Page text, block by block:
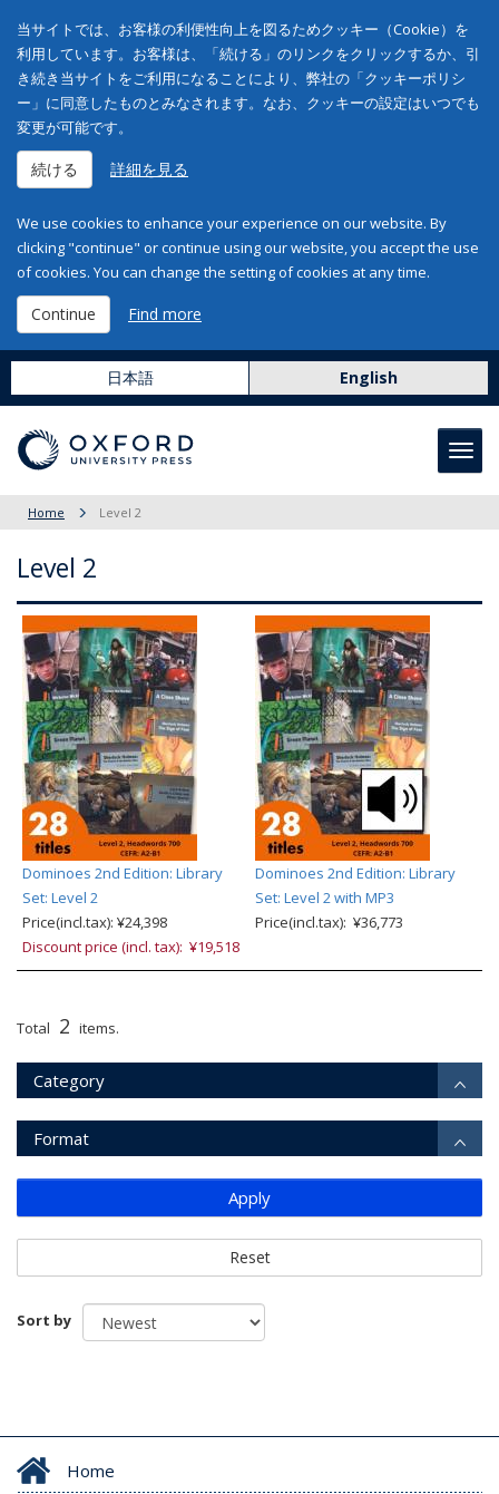
当サイトでは、お客様の利便性向上を図るためクッキー（Cookie）を
利用しています。お客様は、「続ける」のリンクをクリックするか、引
き続き当サイトをご利用になることにより、弊社の「クッキーポリシ
ー」に同意したものとみなされます。なお、クッキーの設定はいつでも
変更が可能です。
続ける 詳細を見る
We use cookies to enhance your experience on our website. By
clicking "continue" or continue using our website, you accept the use
of cookies. You can change the setting of cookies at any time.
Continue Find more
日本語 English
Home Level 2
Level 2
Dominoes 2nd Edition: Library
Set: Level 2
Price(incl.tax): ¥24,398
Discount price (incl. tax): ¥19,518
Dominoes 2nd Edition: Library
Set: Level 2 with MP3
Price(incl.tax): ¥36,773
Total 2 items.
Category
Format
Apply
Reset
Sort by
Home